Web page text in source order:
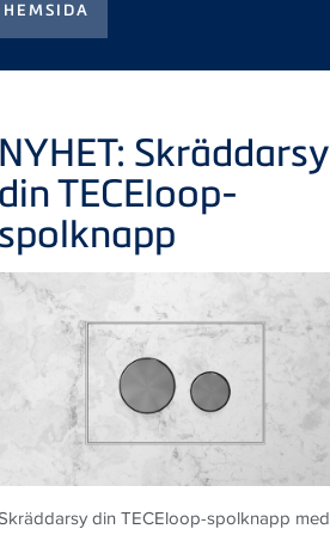
NYHET: Skräddarsy
dinTECEloop-
spolknapp
din TECEloop-spolknapp med